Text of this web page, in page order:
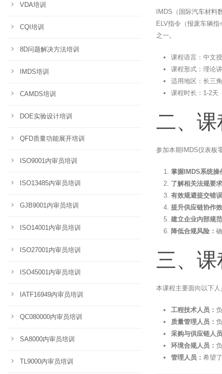
IMDS（国际汽车材
ELV指令（报废车辆
之一。
课程语言：中文
课程形式：理论
适用地区：长三
课程时长：1-2天
二、
参加本期IMDS仪表板
掌握IMDS系统操
了解相关法规要
有效规避提交错
提升供应链协作
建立企业内部规
降低合规风险：
三、
本课程主要面向以下人
工程技术人员：
质量管理人员：
采购与供应链人
环境合规人员：
管理人员： 希望
VDA培训
CQI培训
8D问题解决方法培训
IMDS培训
CAMDS培训
DOE实验设计培训
QFD质量功能展开培训
ISO9001内审员培训
ISO13485内审员培训
GJB9001内审员培训
ISO14001内审员培训
ISO27001内审员培训
ISO45001内审员培训
IATF16949内审员培训
QC080000内审员培训
SA8000内审员培训
TL9000内审员培训